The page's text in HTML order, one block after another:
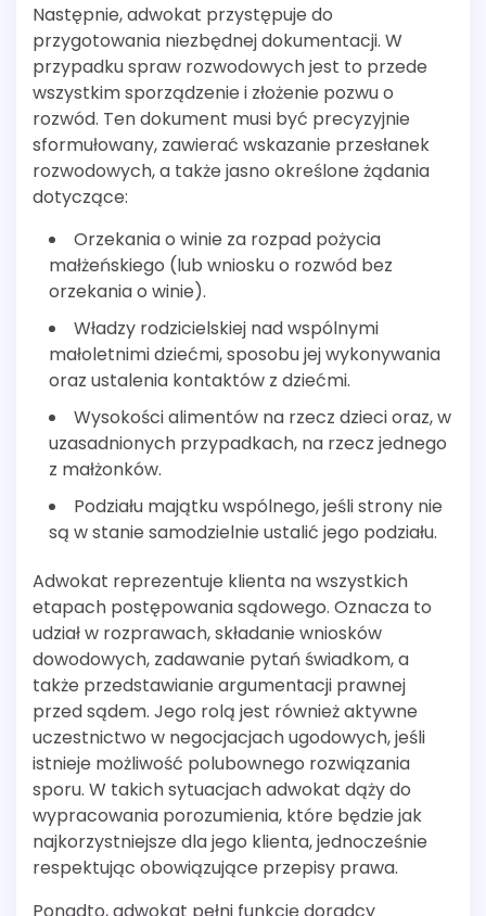
Następnie, adwokat przystępuje do
przygotowania niezbędnej dokumentacji. W
przypadku spraw rozwodowych jest to przede
wszystkim sporządzenie i złożenie pozwu o
rozwód. Ten dokument musi być precyzyjnie
sformułowany, zawierać wskazanie przesłanek
rozwodowych, a także jasno określone żądania
dotyczące:
Orzekania o winie za rozpad pożycia
małżeńskiego (lub wniosku o rozwód bez
orzekania o winie).
Władzy rodzicielskiej nad wspólnymi
małoletnimi dziećmi, sposobu jej wykonywania
oraz ustalenia kontaktów z dziećmi.
Wysokości alimentów na rzecz dzieci oraz, w
uzasadnionych przypadkach, na rzecz jednego
z małżonków.
Podziału majątku wspólnego, jeśli strony nie
są w stanie samodzielnie ustalić jego podziału.
Adwokat reprezentuje klienta na wszystkich
etapach postępowania sądowego. Oznacza to
udział w rozprawach, składanie wniosków
dowodowych, zadawanie pytań świadkom, a
także przedstawianie argumentacji prawnej
przed sądem. Jego rolą jest również aktywne
uczestnictwo w negocjacjach ugodowych, jeśli
istnieje możliwość polubownego rozwiązania
sporu. W takich sytuacjach adwokat dąży do
wypracowania porozumienia, które będzie jak
najkorzystniejsze dla jego klienta, jednocześnie
respektując obowiązujące przepisy prawa.
Ponadto, adwokat pełni funkcję doradcy